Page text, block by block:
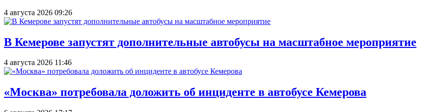
4 августа 2026 09:26
В Кемерове запустят дополнительные автобусы на масштабное мероприятие
4 августа 2026 11:46
«Москва» потребовала доложить об инциденте в автобусе Кемерова